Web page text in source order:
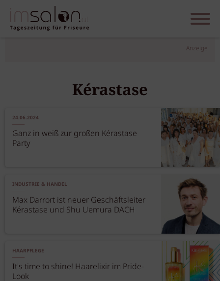
Anzeige
Kérastase
24.06.2024
Ganz in weiß zur großen Kérastase
Party
INDUSTRIE & HANDEL
Max Darrort ist neuer Geschäftsleiter
Kérastase und Shu Uemura DACH
HAARPFLEGE
It's time to shine! Haarelixir im Pride-
Look